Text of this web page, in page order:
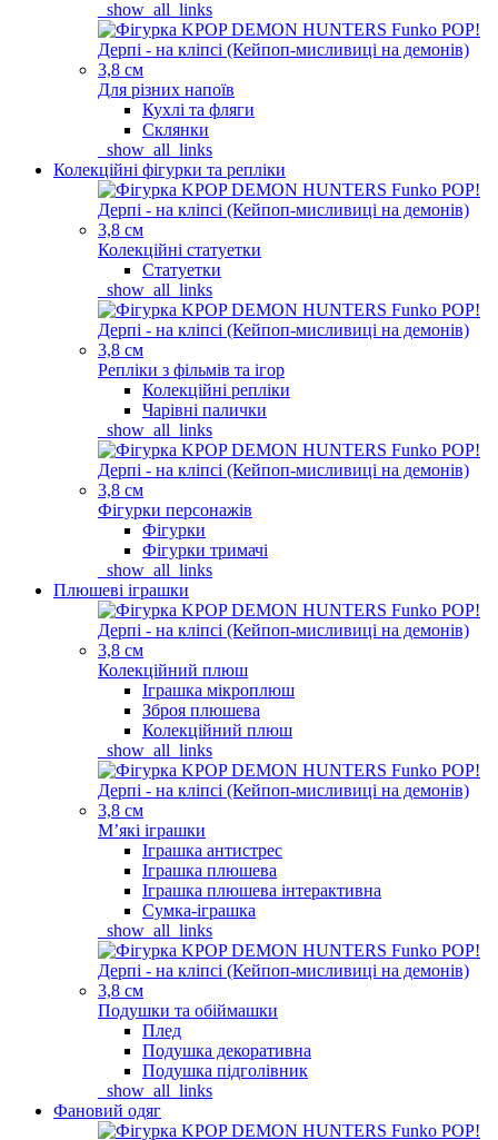
_show_all_links
Для різних напоїв
Кухлі та фляги
Склянки
_show_all_links
Колекційні фігурки та репліки
Колекційні статуетки
Статуетки
_show_all_links
Репліки з фільмів та ігор
Колекційні репліки
Чарівні палички
_show_all_links
Фігурки персонажів
Фігурки
Фігурки тримачі
_show_all_links
Плюшеві іграшки
Колекційний плюш
Іграшка мікроплюш
Зброя плюшева
Колекційний плюш
_show_all_links
Мʼякі іграшки
Іграшка антистрес
Іграшка плюшева
Іграшка плюшева інтерактивна
Сумка-іграшка
_show_all_links
Подушки та обіймашки
Плед
Подушка декоративна
Подушка підголівник
_show_all_links
Фановий одяг